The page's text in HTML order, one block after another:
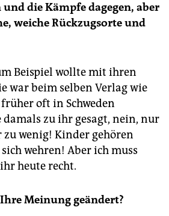
die Kämpfe dagegen, aber
weiche Rückzugsorte und
Beispiel wollte mit ihren
war beim selben Verlag wie
oft in Schweden
damals zu ihr gesagt, nein, nur
wenig! Kinder gehören
wehren! Aber ich muss
heute recht.
Meinung geändert?